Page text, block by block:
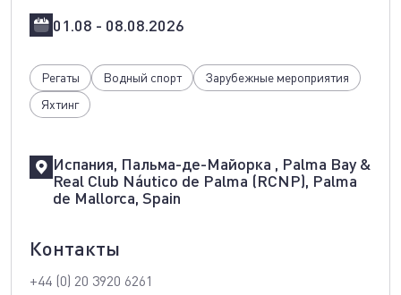
01.08 - 08.08.2026
Регаты Водный спорт
Зарубежные мероприятия
Яхтинг
Испания, Пальма-де-Майорка , Palma Bay &
Real Club Náutico de Palma (RCNP), Palma
de Mallorca, Spain
Контакты
+44 (0) 20 3920 6261